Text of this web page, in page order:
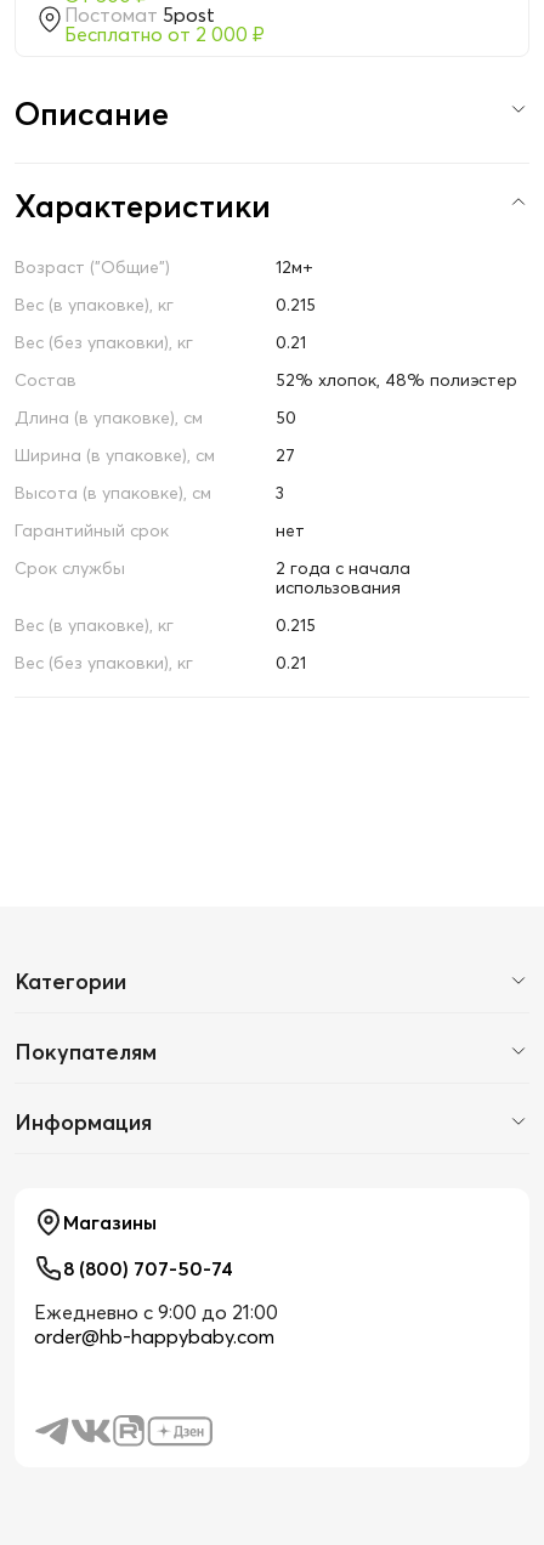
Постомат 5post
Бесплатно от 2 000 ₽
Описание
Характеристики
Возраст ("Общие")
12м+
Вес (в упаковке), кг
0.215
Вес (без упаковки), кг
0.21
Состав
52% хлопок, 48% полиэстер
Длина (в упаковке), см
50
Ширина (в упаковке), см
27
Высота (в упаковке), см
3
Гарантийный срок
нет
Срок службы
2 года с начала
использования
Вес (в упаковке), кг
0.215
Вес (без упаковки), кг
0.21
Категории
Покупателям
Информация
Магазины
8 (800) 707-50-74
Ежедневно с 9:00 до 21:00
order@hb-happybaby.com